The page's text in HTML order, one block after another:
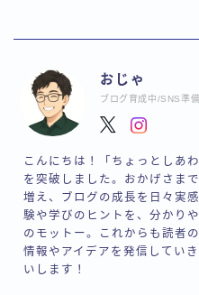
おじゃ
ブログ育成中/SNS準
こんにちは！「ちょっとしあ
を突破しました。おかげさま
増え、ブログの成長を日々実
験や学びのヒントを、分かり
のモットー。これからも読者
情報やアイデアを発信してい
いします！